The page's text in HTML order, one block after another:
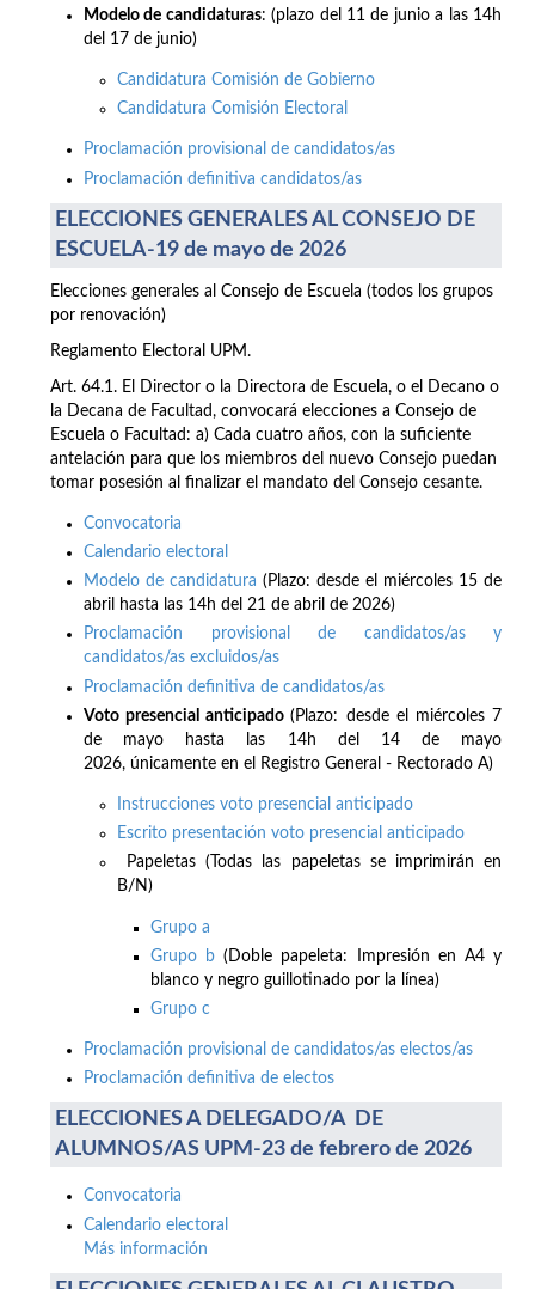
Modelo de candidaturas: (plazo del 11 de junio a las 14h
del 17 de junio)
Candidatura Comisión de Gobierno
Candidatura Comisión Electoral
Proclamación provisional de candidatos/as
Proclamación definitiva candidatos/as
ELECCIONES GENERALES AL CONSEJO DE
ESCUELA-19 de mayo de 2026
Elecciones generales al Consejo de Escuela (todos los grupos
por renovación)
Reglamento Electoral UPM.
Art. 64.1. El Director o la Directora de Escuela, o el Decano o
la Decana de Facultad, convocará elecciones a Consejo de
Escuela o Facultad: a) Cada cuatro años, con la suficiente
antelación para que los miembros del nuevo Consejo puedan
tomar posesión al finalizar el mandato del Consejo cesante.
Convocatoria
Calendario electoral
Modelo de candidatura (Plazo: desde el miércoles 15 de
abril hasta las 14h del 21 de abril de 2026)
Proclamación provisional de candidatos/as y
candidatos/as excluidos/as
Proclamación definitiva de candidatos/as
Voto presencial anticipado(Plazo: desde el miércoles 7
de mayo hasta las 14h del 14 de mayo
2026, únicamente en el Registro General - Rectorado A)
Instrucciones voto presencial anticipado
Escrito presentación voto presencial anticipado
Papeletas (Todas las papeletas se imprimirán en
B/N)
Grupo a
Grupo b (Doble papeleta: Impresión en A4 y
blanco y negro guillotinado por la línea)
Grupo c
Proclamación provisional de candidatos/as electos/as
Proclamación definitiva de electos
ELECCIONES A DELEGADO/A DE
ALUMNOS/AS UPM-23 de febrero de 2026
Convocatoria
Calendario electoral
Más información